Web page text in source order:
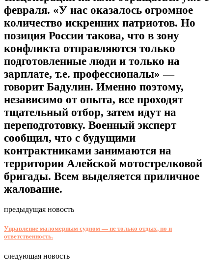
февраля. «У нас оказалось огромное
количество искренних патриотов. Но
позиция России такова, что в зону
конфликта отправляются только
подготовленные люди и только на
зарплате, т.е. профессионалы» —
говорит Бадулин. Именно поэтому,
независимо от опыта, все проходят
тщательный отбор, затем идут на
переподготовку. Военный эксперт
сообщил, что с будущими
контрактниками занимаются на
территории Алейской мотострелковой
бригады. Всем выделяется приличное
жалование.
предыдущая новость
Управление маломерным судном — не только отдых, но и
ответственность.
следующая новость